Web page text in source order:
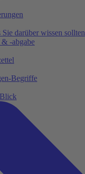
darüber wissen sollten
-abgabe
Begriffe